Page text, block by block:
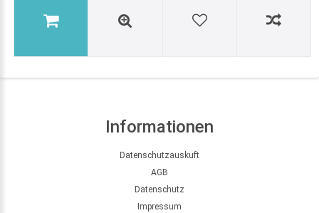
Informationen
Datenschutzauskuft
AGB
Datenschutz
Impressum